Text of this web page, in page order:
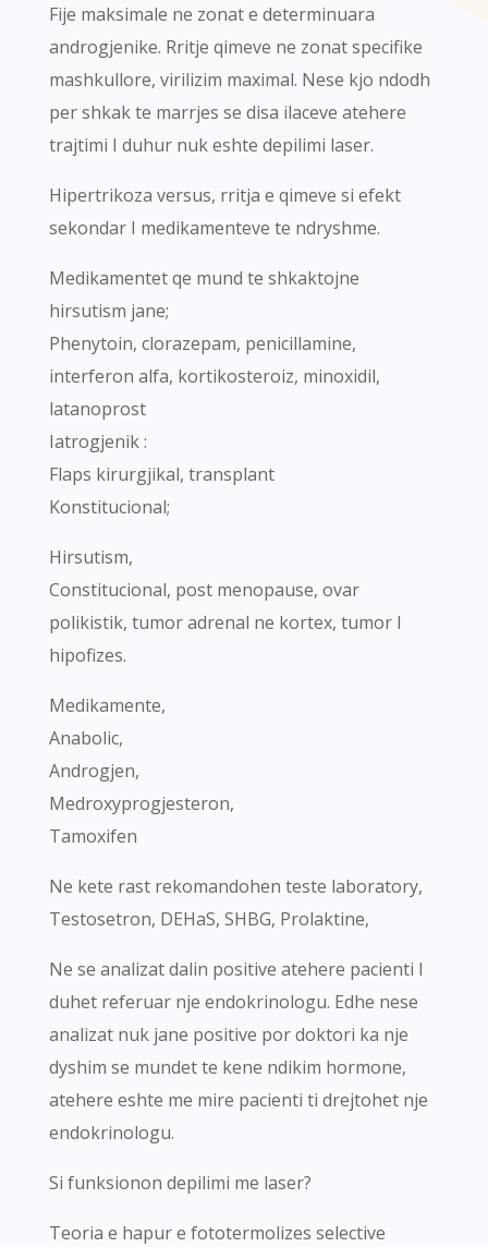
Fije maksimale ne zonat e determinuara
androgjenike. Rritje qimeve ne zonat specifike
mashkullore, virilizim maximal. Nese kjo ndodh
per shkak te marrjes se disa ilaceve atehere
trajtimi I duhur nuk eshte depilimi laser.
Hipertrikoza versus, rritja e qimeve si efekt
sekondar I medikamenteve te ndryshme.
Medikamentet qe mund te shkaktojne
hirsutism jane;
Phenytoin, clorazepam, penicillamine,
interferon alfa, kortikosteroiz, minoxidil,
latanoprost
Iatrogjenik :
Flaps kirurgjikal, transplant
Konstitucional;
Hirsutism,
Constitucional, post menopause, ovar
polikistik, tumor adrenal ne kortex, tumor I
hipofizes.
Medikamente,
Anabolic,
Androgjen,
Medroxyprogjesteron,
Tamoxifen
Ne kete rast rekomandohen teste laboratory,
Testosetron, DEHaS, SHBG, Prolaktine,
Ne se analizat dalin positive atehere pacienti I
duhet referuar nje endokrinologu. Edhe nese
analizat nuk jane positive por doktori ka nje
dyshim se mundet te kene ndikim hormone,
atehere eshte me mire pacienti ti drejtohet nje
endokrinologu.
Si funksionon depilimi me laser?
Teoria e hapur e fototermolizes selective